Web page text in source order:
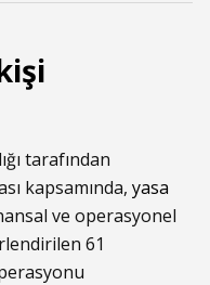
tarafından
kapsamında, yasa
ve operasyonel
61